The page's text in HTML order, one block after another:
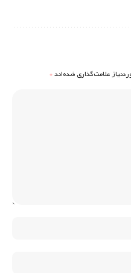
علامت‌گذاری شده‌اند*